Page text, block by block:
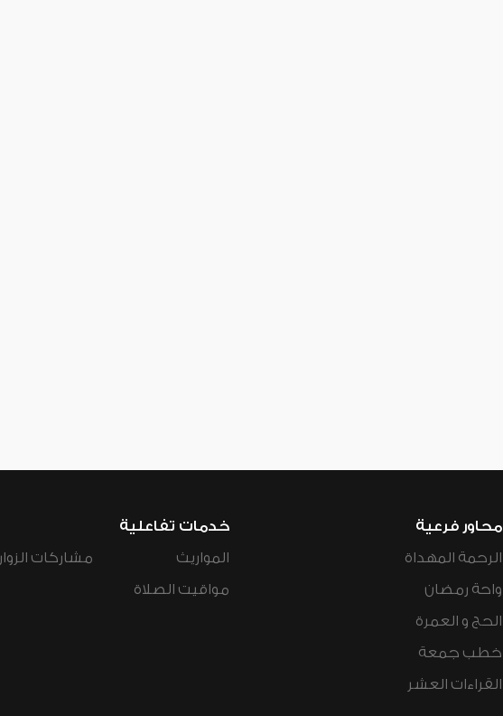
محاور فرعية
الرحمة المهداة
واحة رمضان
الحج و العمرة
خطب جمعة
القراءات العشر
خدمات تفاعلية
المواريث
مواقيت الصلاة
مشاركات الزوار